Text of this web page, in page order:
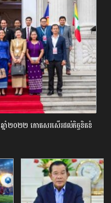
ឆ្នាំ២០២២ កោតសរសើរដល់កិច្ចខិតខំ